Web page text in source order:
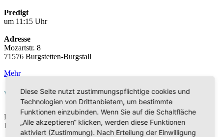
Predigt
um 11:15 Uhr
Adresse
Mozartstr. 8
71576 Burgstetten-Burgstall
Mehr
Veranstaltungen
Die Veranstaltungen sind derzeit in Bearbeitung. Vielen Dank für
Ihr Verständnis.
Diese Seite nutzt zustimmungspflichtige cookies und
Technologien von Drittanbietern, um bestimmte
Funktionen einzubinden. Wenn Sie auf die Schaltfläche
„Alle akzeptieren“ klicken, werden diese Funktionen
aktiviert (Zustimmung). Nach Erteilung der Einwilligung